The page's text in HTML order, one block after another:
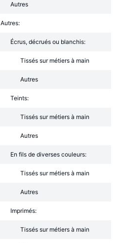
Autres
Autres:
Écrus, décrués ou blanchis:
Tissés sur métiers à main
Autres
Teints:
Tissés sur métiers à main
Autres
En fils de diverses couleurs:
Tissés sur métiers à main
Autres
Imprimés:
Tissés sur métiers à main